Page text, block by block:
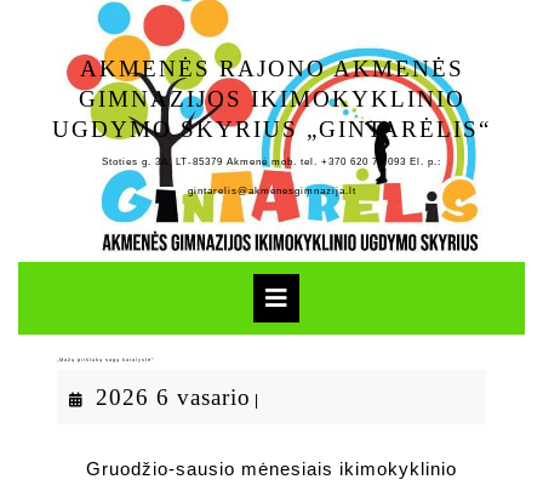
contentAKMENĖS RAJONO AKMENĖS
GIMNAZIJOS IKIMOKYKLINIO
UGDYMO SKYRIUS „GINTARĖLIS“
Stoties g. 3A, LT-85379 Akmenė mob. tel. +370 620 79 093 El. p.:
gintarelis@akmenesgimnazija.lt
„Mažų pirštukų sagų karalystė“
2026 6 vasario 2026
vasario
Gruodžio-sausio mėnesiais ikimokyklinio